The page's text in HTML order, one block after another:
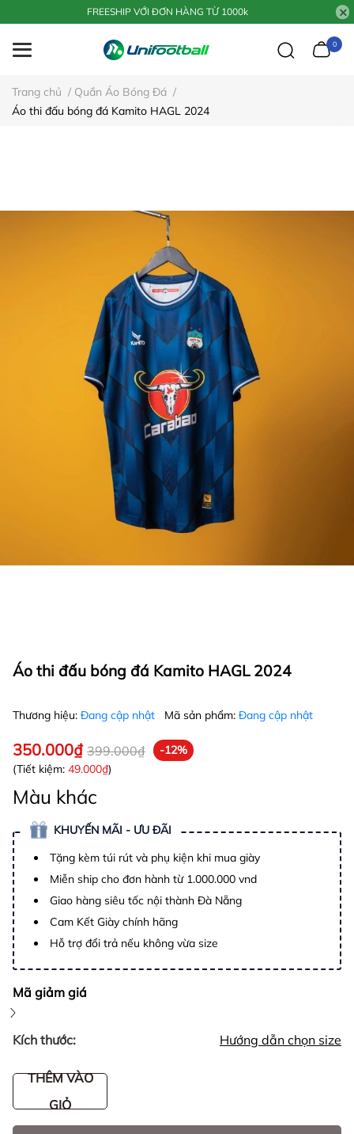
FREESHIP VỚI ĐƠN HÀNG TỪ 1000k
0
Trang chủ / Quần Áo Bóng Đá /
Áo thi đấu bóng đá Kamito HAGL 2024
Áo thi đấu bóng đá Kamito HAGL 2024
Thương hiệu: Đang cập nhật Mã sản phẩm: Đang cập nhật
350.000₫ 399.000₫
-12%
(Tiết kiệm: 49.000₫)
Màu khác
KHUYẾN MÃI - ƯU ĐÃI
Tặng kèm túi rút và phụ kiện khi mua giày
Miễn ship cho đơn hành từ 1.000.000 vnd
Giao hàng siêu tốc nội thành Đà Nẵng
Cam Kết Giày chính hãng
Hỗ trợ đổi trả nếu không vừa size
Mã giảm giá
Kích thước: Hướng dẫn chọn size
THÊM VÀO
GIỎ